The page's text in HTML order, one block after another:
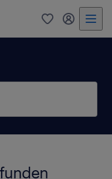
0 Mein